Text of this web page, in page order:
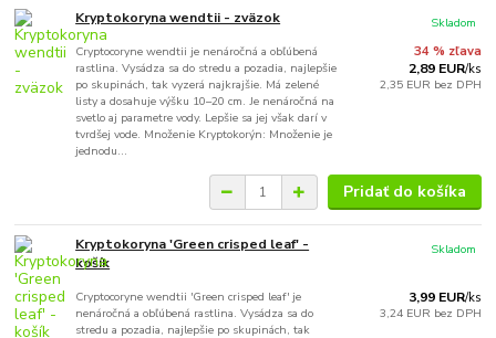
Kryptokoryna wendtii - zväzok
Cryptocoryne wendtii je nenáročná a obľúbená
rastlina. Vysádza sa do stredu a pozadia, najlepšie
po skupinách, tak vyzerá najkrajšie. Má zelené
listy a dosahuje výšku 10–20 cm. Je nenáročná na
svetlo aj parametre vody. Lepšie sa jej však darí v
tvrdšej vode. Množenie Kryptokorýn: Množenie je
jednodu...
34 % zľava
2,89 EUR/ks
2,35 EUR bez DPH
Skladom
Pridať do košíka
Kryptokoryna 'Green crisped leaf' -
košík
Cryptocoryne wendtii 'Green crisped leaf' je
nenáročná a obľúbená rastlina. Vysádza sa do
stredu a pozadia, najlepšie po skupinách, tak
3,99 EUR/ks
3,24 EUR bez DPH
Skladom